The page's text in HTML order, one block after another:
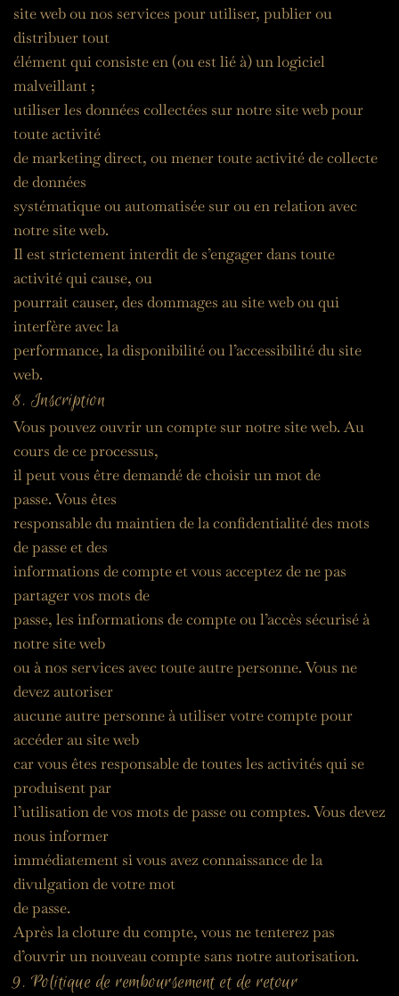
site web ou nos services pour utiliser, publier ou
distribuer tout
élément qui consiste en (ou est lié à) un logiciel
malveillant ;
utiliser les données collectées sur notre site web pour
toute activité
de marketing direct, ou mener toute activité de collecte
de données
systématique ou automatisée sur ou en relation avec
notre site web.
Il est strictement interdit de s’engager dans toute
activité qui cause, ou
pourrait causer, des dommages au site web ou qui
interfère avec la
performance, la disponibilité ou l’accessibilité du site
web.
8. Inscription
Vous pouvez ouvrir un compte sur notre site web. Au
cours de ce processus,
il peut vous être demandé de choisir un mot de
passe. Vous êtes
responsable du maintien de la confidentialité des mots
de passe et des
informations de compte et vous acceptez de ne pas
partager vos mots de
passe, les informations de compte ou l’accès sécurisé à
notre site web
ou à nos services avec toute autre personne. Vous ne
devez autoriser
aucune autre personne à utiliser votre compte pour
accéder au site web
car vous êtes responsable de toutes les activités qui se
produisent par
l’utilisation de vos mots de passe ou comptes. Vous devez
nous informer
immédiatement si vous avez connaissance de la
divulgation de votre mot
de passe.
Après la cloture du compte, vous ne tenterez pas
d’ouvrir un nouveau compte sans notre autorisation.
9. Politique de remboursement et de retour